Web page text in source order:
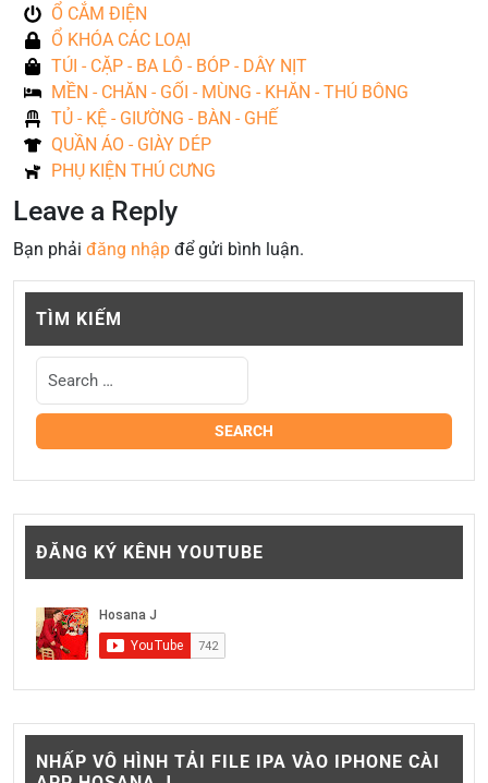
Ổ CẮM ĐIỆN
Ổ KHÓA CÁC LOẠI
TÚI - CẶP - BA LÔ - BÓP - DÂY NỊT
MỀN - CHĂN - GỐI - MÙNG - KHĂN - THÚ BÔNG
TỦ - KỆ - GIƯỜNG - BÀN - GHẾ
QUẦN ÁO - GIÀY DÉP
PHỤ KIỆN THÚ CƯNG
Leave a Reply
Bạn phải đăng nhập để gửi bình luận.
TÌM KIẾM
ĐĂNG KÝ KÊNH YOUTUBE
NHẤP VÔ HÌNH TẢI FILE IPA VÀO IPHONE CÀI